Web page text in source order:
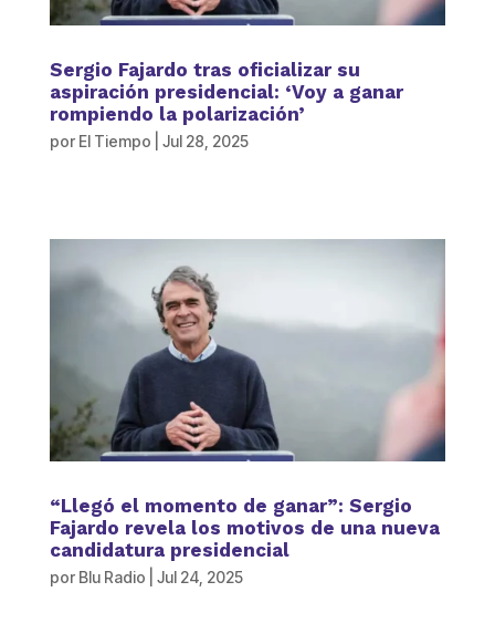
Sergio Fajardo tras oficializar su
aspiración presidencial: ‘Voy a ganar
rompiendo la polarización’
por El Tiempo Jul 28, 2025
“Llegó el momento de ganar”: Sergio
Fajardo revela los motivos de una nueva
candidatura presidencial
por Blu Radio Jul 24, 2025